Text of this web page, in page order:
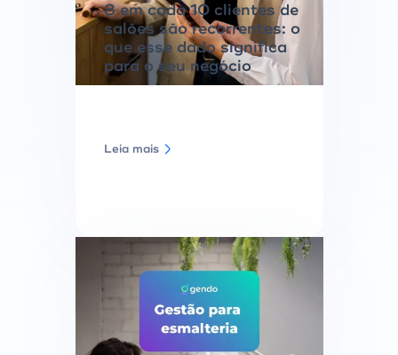
8 em cada 10 clientes de
salões são recorrentes: o
que esse dado significa
para o seu negócio
Leia mais